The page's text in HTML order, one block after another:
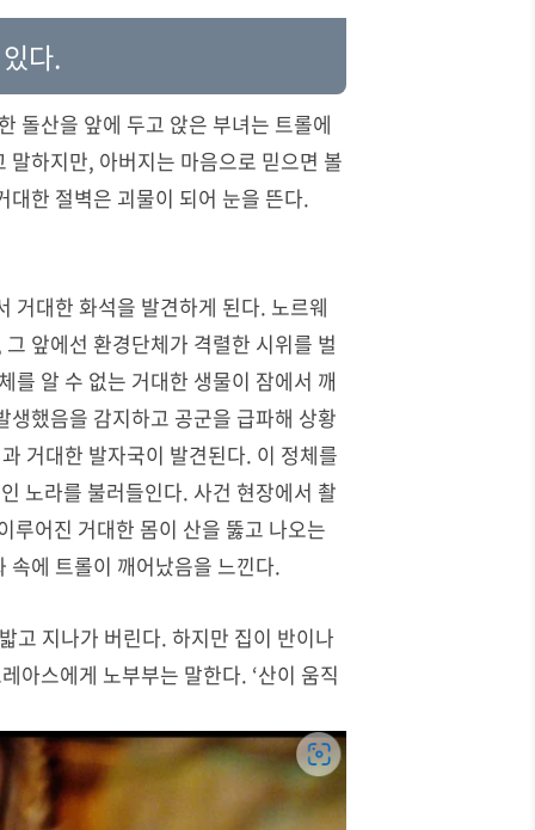
다.
돌산을 앞에 두고 앉은 부녀는 트롤에
말하지만, 아버지는 마음으로 믿으면 볼
대한 절벽은 괴물이 되어 눈을 뜬다.
거대한 화석을 발견하게 된다. 노르웨
그 앞에선 환경단체가 격렬한 시위를 벌
를 알 수 없는 거대한 생물이 잠에서 깨
했음을 감지하고 공군을 급파해 상황
거대한 발자국이 발견된다. 이 정체를
노라를 불러들인다. 사건 현장에서 촬
루어진 거대한 몸이 산을 뚫고 나오는
속에 트롤이 깨어났음을 느낀다.
고 지나가 버린다. 하지만 집이 반이나
아스에게 노부부는 말한다. ‘산이 움직